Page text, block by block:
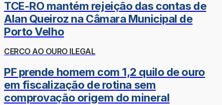
TCE-RO mantém rejeição das contas de
Alan Queiroz na Câmara Municipal de
Porto Velho
CERCO AO OURO ILEGAL
PF prende homem com 1,2 quilo de ouro
em fiscalização de rotina sem
comprovação origem do mineral